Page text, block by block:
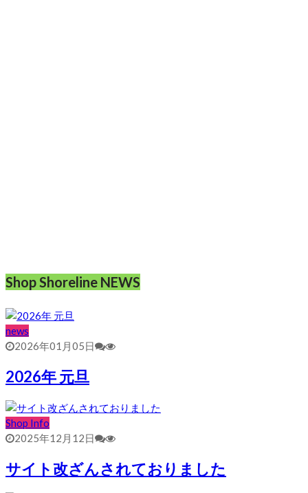
Shop Shoreline NEWS
news
2026年01月05日
2026年 元旦
Shop Info
2025年12月12日
サイト改ざんされておりました